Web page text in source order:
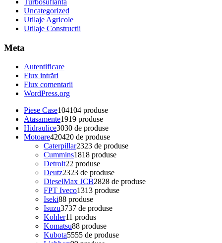
Turbosuflanta
Uncategorized
Utilaje Agricole
Utilaje Constructii
Meta
Autentificare
Flux intrări
Flux comentarii
WordPress.org
Piese Case104104 produse
Atasamente1919 produse
Hidraulice3030 de produse
Motoare420420 de produse
Caterpillar2323 de produse
Cummins1818 produse
Detroit22 produse
Deutz2323 de produse
DieselMax JCB2828 de produse
FPT Iveco1313 produse
Iseki88 produse
Isuzu3737 de produse
Kohler11 produs
Komatsu88 produse
Kubota5555 de produse